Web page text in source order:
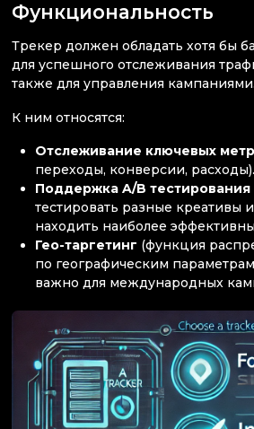
Функциональность
Трекер должен обладать хотя бы
для успешного отслеживания
также для управления кампаниями.
К ним относятся:
Отслеживание ключевых
переходы, конверсии, расходы).
Поддержка A/B тестирования
тестировать разные креативы
находить наиболее
Гео-таргетинг (функция
по географическим
важно для международных